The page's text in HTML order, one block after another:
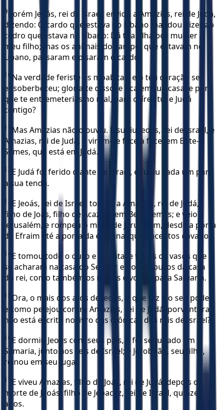
9
Porém Jeoás, rei de Israel, enviou a Amazias, rei de Judá,
dizendo: O cardo que estava no Líbano mandou dizer ao
cedro que estava no Líbano: Dá tua filha por mulher a
meu filho; mas os animais do campo, que estavam no
Líbano, passaram e pisaram o cardo.
10 Na verdade feriste os moabitas, e o teu coração se
ensoberbeceu; gloria-te disso, e fica em tua casa; e por
que te entremeterias no mal, para caíres tu, e Judá
contigo?
11
Mas Amazias não o ouviu. E subiu Jeoás, rei de Israel, e
Amazias, rei de Judá, e viram-se face a face, em Bete-
Semes, que está em Judá.
12 E Judá foi ferido diante de Israel, e fugiu cada um para
a sua tenda.
13 E Jeoás, rei de Israel, tomou a Amazias, rei de Judá,
filho de Joás, filho de Acazias, em Bete-Semes; e veio a
Jerusalém, e rompeu o muro de Jerusalém, desde a porta
de Efraim até a porta da esquina, quatrocentos côvados.
14 E tomou todo o ouro e a prata, e todos os vasos que
se acharam na casa do Senhor e nos tesouros da casa
do rei, como também os reféns e voltou para Samaria.
15 Ora, o mais dos atos de Jeoás, o que fez e o seu poder,
e como pelejou contra Amazias, rei de Judá, porventura
não está escrito no livro das crônicas dos reis de Israel?
16 E dormiu Jeoás com seus pais, e foi sepultado em
Samaria, junto aos reis de Israel; e Jeroboão, seu filho,
reinou em seu lugar.
17 E viveu Amazias, filho de Joás, rei de Judá, depois da
morte de Jeoás, filho de Jeoacaz, rei de Israel, quinze
anos.